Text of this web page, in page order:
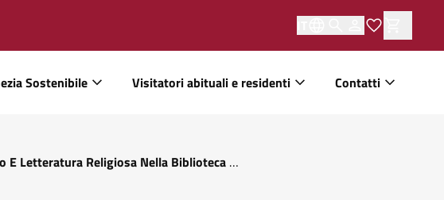
Sostenibile Visitatori abituali e residenti Contatti
Letteratura Religiosa Nella Biblioteca Di